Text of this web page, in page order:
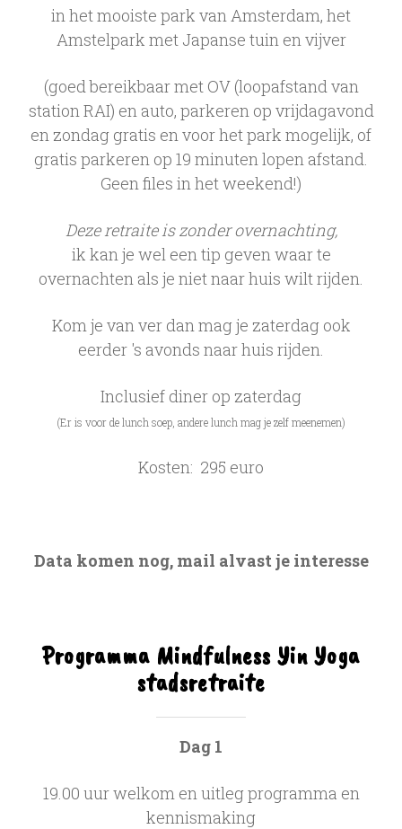
in het mooiste park van Amsterdam, het
Amstelpark met Japanse tuin en vijver
(goed bereikbaar met OV (loopafstand van
station RAI) en auto, parkeren op vrijdagavond
en zondag gratis en voor het park mogelijk, of
gratis parkeren op 19 minuten lopen afstand.
Geen files in het weekend!)
Deze retraite is zonder overnachting,
ik kan je wel een tip geven waar te
overnachten als je niet naar huis wilt rijden.
Kom je van ver dan mag je zaterdag ook
eerder 's avonds naar huis rijden.
Inclusief diner op zaterdag
(Er is voor de lunch soep, andere lunch mag je zelf meenemen)
Kosten: 295 euro
Data komen nog, mail alvast je interesse
Programma Mindfulness Yin Yoga
stadsretraite
Dag 1
19.00 uur welkom en uitleg programma en
kennismaking